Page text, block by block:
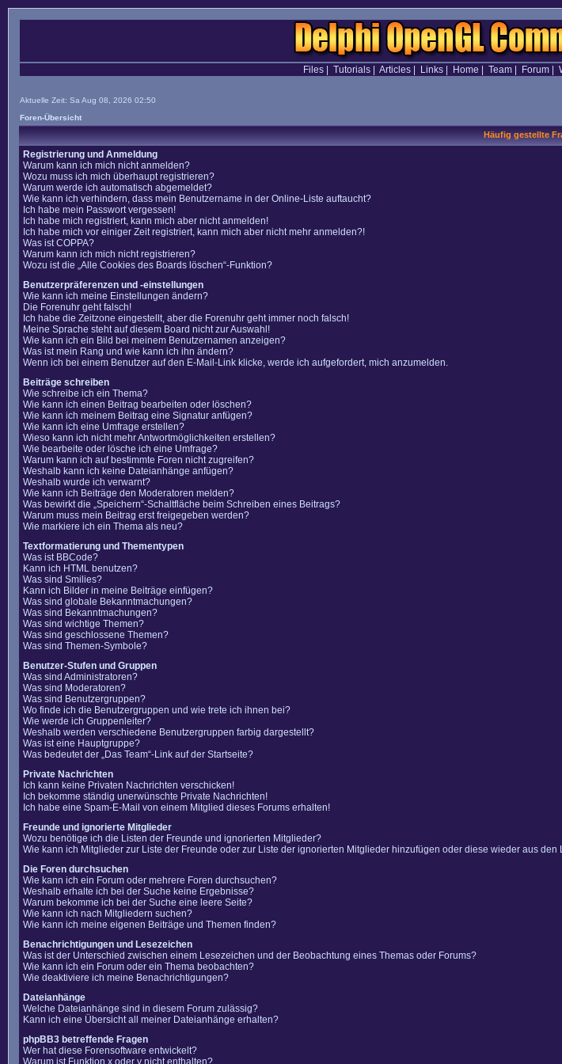
Files| Tutorials| Articles| Links| Home Team| Forum|
Aktuelle Zeit: Sa Aug 08, 2026 02:50
Foren-Übersicht
Häufig gestellte
Registrierung und Anmeldung
Warum kann ich mich nicht anmelden?
Wozu muss ich mich überhaupt registrieren?
Warum werde ich automatisch abgemeldet?
Wie kann ich verhindern, dass mein Benutzername in der Online-Liste auftaucht?
Ich habe mein Passwort vergessen!
Ich habe mich registriert, kann mich aber nicht anmelden!
Ich habe mich vor einiger Zeit registriert, kann mich aber nicht mehr anmelden?!
Was ist COPPA?
Warum kann ich mich nicht registrieren?
Wozu ist die „Alle Cookies des Boards löschen“-Funktion?
Benutzerpräferenzen und -einstellungen
Wie kann ich meine Einstellungen ändern?
Die Forenuhr geht falsch!
Ich habe die Zeitzone eingestellt, aber die Forenuhr geht immer noch falsch!
Meine Sprache steht auf diesem Board nicht zur Auswahl!
Wie kann ich ein Bild bei meinem Benutzernamen anzeigen?
Was ist mein Rang und wie kann ich ihn ändern?
Wenn ich bei einem Benutzer auf den E-Mail-Link klicke, werde ich aufgefordert, mich anzumelden.
Beiträge schreiben
Wie schreibe ich ein Thema?
Wie kann ich einen Beitrag bearbeiten oder löschen?
Wie kann ich meinem Beitrag eine Signatur anfügen?
Wie kann ich eine Umfrage erstellen?
Wieso kann ich nicht mehr Antwortmöglichkeiten erstellen?
Wie bearbeite oder lösche ich eine Umfrage?
Warum kann ich auf bestimmte Foren nicht zugreifen?
Weshalb kann ich keine Dateianhänge anfügen?
Weshalb wurde ich verwarnt?
Wie kann ich Beiträge den Moderatoren melden?
Was bewirkt die „Speichern“-Schaltfläche beim Schreiben eines Beitrags?
Warum muss mein Beitrag erst freigegeben werden?
Wie markiere ich ein Thema als neu?
Textformatierung und Thementypen
Was ist BBCode?
Kann ich HTML benutzen?
Was sind Smilies?
Kann ich Bilder in meine Beiträge einfügen?
Was sind globale Bekanntmachungen?
Was sind Bekanntmachungen?
Was sind wichtige Themen?
Was sind geschlossene Themen?
Was sind Themen-Symbole?
Benutzer-Stufen und Gruppen
Was sind Administratoren?
Was sind Moderatoren?
Was sind Benutzergruppen?
Wo finde ich die Benutzergruppen und wie trete ich ihnen bei?
Wie werde ich Gruppenleiter?
Weshalb werden verschiedene Benutzergruppen farbig dargestellt?
Was ist eine Hauptgruppe?
Was bedeutet der „Das Team“-Link auf der Startseite?
Private Nachrichten
Ich kann keine Privaten Nachrichten verschicken!
Ich bekomme ständig unerwünschte Private Nachrichten!
Ich habe eine Spam-E-Mail von einem Mitglied dieses Forums erhalten!
Freunde und ignorierte Mitglieder
Wozu benötige ich die Listen der Freunde und ignorierten Mitglieder?
Wie kann ich Mitglieder zur Liste der Freunde oder zur Liste der ignorierten Mitglieder hinzufügen oder diese wieder aus den
Die Foren durchsuchen
Wie kann ich ein Forum oder mehrere Foren durchsuchen?
Weshalb erhalte ich bei der Suche keine Ergebnisse?
Warum bekomme ich bei der Suche eine leere Seite?
Wie kann ich nach Mitgliedern suchen?
Wie kann ich meine eigenen Beiträge und Themen finden?
Benachrichtigungen und Lesezeichen
Was ist der Unterschied zwischen einem Lesezeichen und der Beobachtung eines Themas oder Forums?
Wie kann ich ein Forum oder ein Thema beobachten?
Wie deaktiviere ich meine Benachrichtigungen?
Dateianhänge
Welche Dateianhänge sind in diesem Forum zulässig?
Kann ich eine Übersicht all meiner Dateianhänge erhalten?
phpBB3 betreffende Fragen
Wer hat diese Forensoftware entwickelt?
Warum ist Funktion x oder y nicht enthalten?